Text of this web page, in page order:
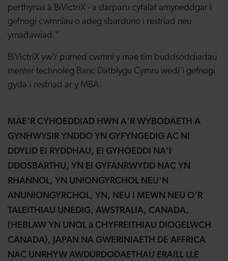
perthynas â BiVictriX - a darparu cyfalaf amyneddgar i
gefnogi cwmnïau o adeg sbarduno i restriad neu
ymadawiad.”
BiVictriX yw'r pumed cwmni y mae tîm buddsoddiadau
menter technoleg Banc Datblygu Cymru wedi'i gefnogi
gyda'i restriad ar y MBA.
MAE'R CYHOEDDIAD HWN A'R WYBODAETH A
GYNHWYSIR YNDDO YN GYFYNGEDIG AC NI
DDYLID EI RYDDHAU, EI GYHOEDDI NA'I
DDOSBARTHU, YN EI GYFANRWYDD NAC YN
RHANNOL, YN UNIONGYRCHOL NEU'N
ANUNIONGYRCHOL, YN, NEU I MEWN NEU O'R
TALEITHIAU UNEDIG, AWSTRALIA, CANADA,
(HEBLAW YN UNOL â CHYFREITHIAU DIOGELWCH
CANADA), JAPAN NA GWERINIAETH DE AFFRICA
NAC UNRHYW AWDURDODAETHAU ERAILL LLE